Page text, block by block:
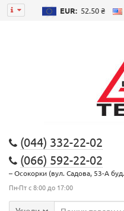
EUR: 52.50 ₴
(044) 332-22-02
(066) 592-22-02
– Осокорки (вул. Садова, 53-А
Пн-Пт с 8:00 до 17:00